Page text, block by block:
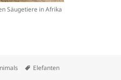
Säugetiere in Afrika
Schlagwörter
Elefanten